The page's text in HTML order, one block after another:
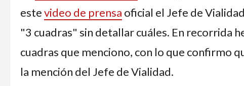
estevideo de prensa oficial el Jefe de
"3 cuadras" sin detallar cuáles. En recorrida
cuadras que menciono, con lo que confirmo
la mención del Jefe de Vialidad.